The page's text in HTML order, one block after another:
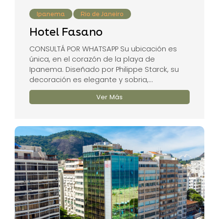
Ipanema Rio de Janeiro
Hotel Fasano
CONSULTÁ POR WHATSAPP Su ubicación es
única, en el corazón de la playa de
Ipanema. Diseñado por Philippe Starck, su
decoración es elegante y sobria,...
Ver Más